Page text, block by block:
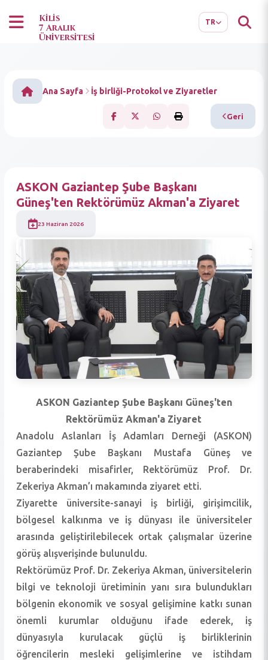
Kilis
7 Aralık
Üniversitesi
TR
Ana Sayfa İş birliği-Protokol ve Ziyaretler
Geri
ASKON Gaziantep Şube Başkanı
Güneş'ten Rektörümüz Akman'a Ziyaret
23 Haziran 2026
ASKON Gaziantep Şube Başkanı Güneş'ten
Rektörümüz Akman'a Ziyaret
Anadolu Aslanları İş Adamları Derneği (ASKON)
Gaziantep Şube Başkanı Mustafa Güneş ve
beraberindeki misafirler, Rektörümüz Prof. Dr.
Zekeriya Akman’ı makamında ziyaret etti.
Ziyarette üniversite-sanayi iş birliği, girişimcilik,
bölgesel kalkınma ve iş dünyası ile üniversiteler
arasında geliştirilebilecek ortak çalışmalar üzerine
görüş alışverişinde bulunuldu.
Rektörümüz Prof. Dr. Zekeriya Akman, üniversitelerin
bilgi ve teknoloji üretiminin yanı sıra bulundukları
bölgenin ekonomik ve sosyal gelişimine katkı sunan
önemli kurumlar olduğunu ifade ederek, iş
dünyasıyla kurulacak güçlü iş birliklerinin
öğrencilerin mesleki gelişimlerine ve istihdam